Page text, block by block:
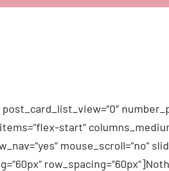
start“
mouse_scroll=“no“